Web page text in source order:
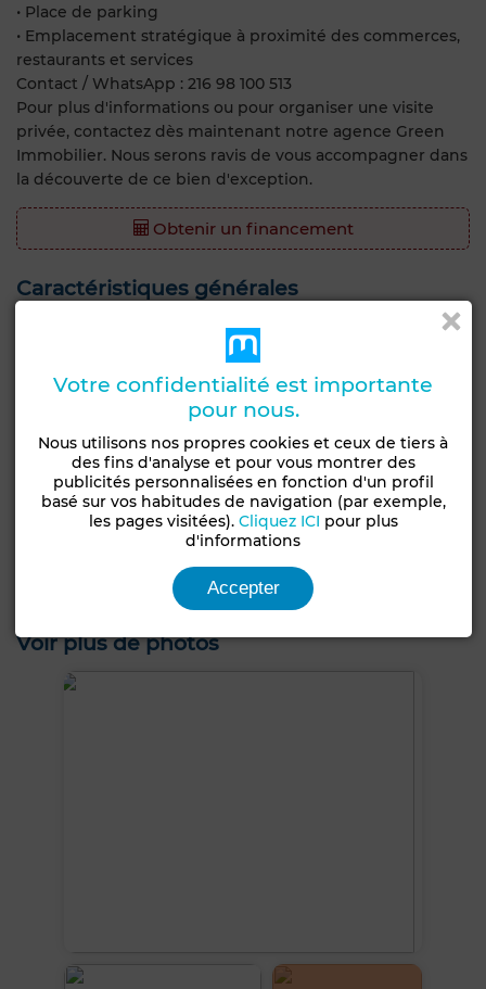
• Place de parking
• Emplacement stratégique à proximité des commerces,
restaurants et services
Contact / WhatsApp : 216 98 100 513
Pour plus d'informations ou pour organiser une visite
privée, contactez dès maintenant notre agence Green
Immobilier. Nous serons ravis de vous accompagner dans
la découverte de ce bien d'exception.
Obtenir un financement
Caractéristiques générales
rénové
1-5 ans
Nombre d'étages
1
Jardin Terrasse Garage Piscine
Entre-seul Salon européen Climatisation
Four Micro-ondes
Voir plus de photos
Votre confidentialité est importante
pour nous.
Nous utilisons nos propres cookies et ceux de tiers à
des fins d'analyse et pour vous montrer des
publicités personnalisées en fonction d'un profil
basé sur vos habitudes de navigation (par exemple,
les pages visitées). Cliquez ICI pour plus
d'informations
Accepter